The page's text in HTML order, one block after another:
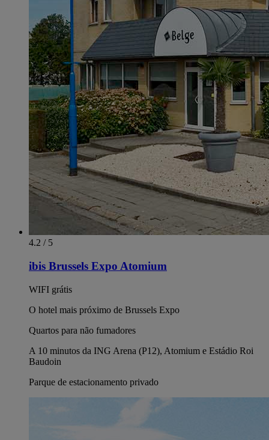
4.2 / 5
ibis Brussels Expo Atomium
WIFI grátis
O hotel mais próximo de Brussels Expo
Quartos para não fumadores
A 10 minutos da ING Arena (P12), Atomium e Estádio Roi
Baudoin
Parque de estacionamento privado